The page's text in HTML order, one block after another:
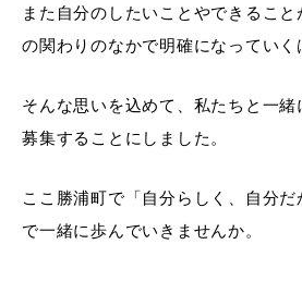
また自分のしたいことやできること
の関わりのなかで明確になっていく
そんな思いを込めて、私たちと一
募集することにしました。
ここ勝浦町で「自分らしく、自分だ
で一緒に歩んでいきませんか。